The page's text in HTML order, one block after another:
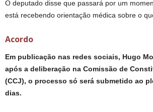
O deputado disse que passará por um
está recebendo orientação médica sobre o
Acordo
Em publicação nas redes sociais, Hugo
após a deliberação na Comissão de
(CCJ), o processo só será submetido ao
dias.